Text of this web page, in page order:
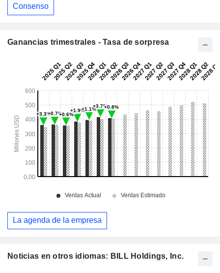
Noticias en otros idiomas: BILL Holdings, Inc.
Consenso
Ganancias trimestrales - Tasa de sorpresa
La agenda de la empresa